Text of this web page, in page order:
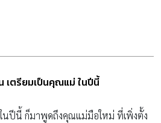
เตรียมเป็นคุณแม่ ในปีนี้
ปีนี้ ก็มาพูดถึงคุณแม่มือใหม่ ที่เพิ่งตั้ง